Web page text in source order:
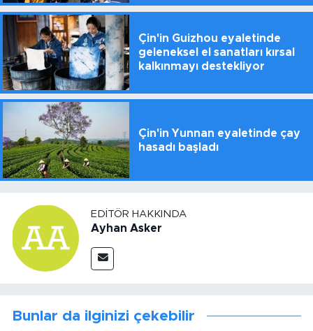
Çin'in Guizhou eyaletinde
geleneksel el sanatları kırsal
kalkınmayı destekliyor
Çin'in Yunnan eyaletinde çay
hasadı başladı
EDITÖR HAKKINDA
Ayhan Asker
Bunlar da ilginizi çekebilir